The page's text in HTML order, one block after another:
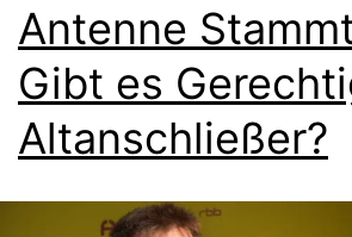
Antenne
Gibt es
Altanschließer?